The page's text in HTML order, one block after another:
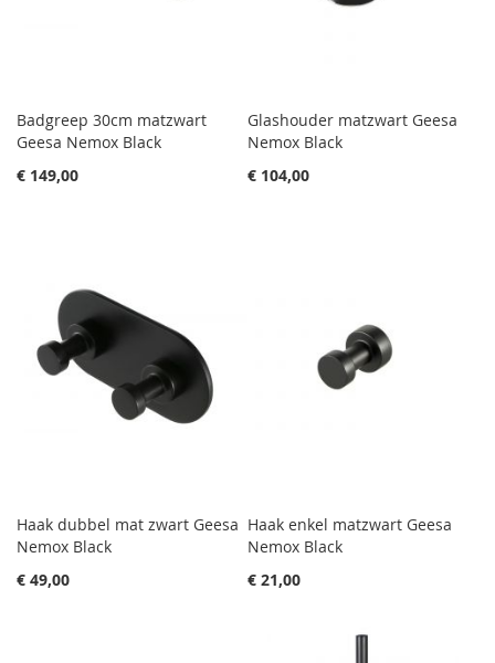
Badgreep 30cm matzwart
Geesa Nemox Black
€ 149,00
Glashouder matzwart Geesa
Nemox Black
€ 104,00
Haak dubbel mat zwart Geesa
Nemox Black
€ 49,00
Haak enkel matzwart Geesa
Nemox Black
€ 21,00